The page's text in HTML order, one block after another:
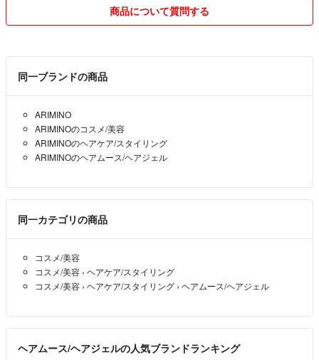
購入後のキャンセルには対応しておりません。
購入前に商品のご確認をお願いします。
◆期日内にお支払いの確認ができない場合
支払い期日内にお支払いの確認ができない場合、理由に関わらず「悪い
評価」をつけさせていただきます。期日内にご対応をお願いします。
ーーーーーーーーーーーーーーーーーーーー
＊＊以下、お問い合わせの前にご一読頂ければ幸いです＊＊
ーーーーーーーーーーーーーーーーーーーー
◾️お取り置き
・不可
◾️配送方法
・匿名配送
◾️ご返信等
ご理解の程よろしくお願い致します。
商品について質問する
同一ブランドの商品
ARIMINO
ARIMINOのコスメ/美容
ARIMINOのヘアケア/スタイリング
ARIMINOのヘアムース/ヘアジェル
同一カテゴリの商品
コスメ/美容
コスメ/美容 › ヘアケア/スタイリング
コスメ/美容 › ヘアケア/スタイリング › ヘアムース/ヘアジェル
ヘアムース/ヘアジェルの人気ブランドランキング